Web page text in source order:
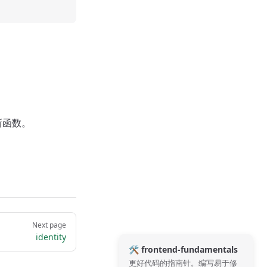
数。
Next page
identity
🛠️ frontend-fundamentals
更好代码的指南针。编写易于修